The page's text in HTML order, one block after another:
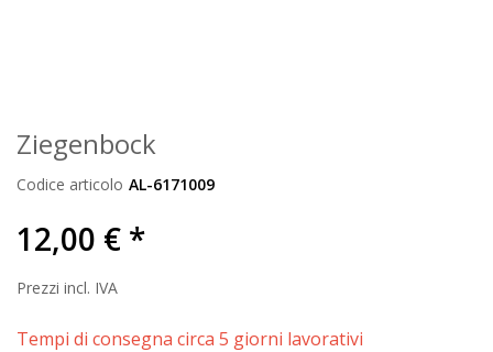
Ziegenbock
Codice articolo AL-6171009
12,00 € *
Prezzi incl. IVA
Tempi di consegna circa 5 giorni lavorativi